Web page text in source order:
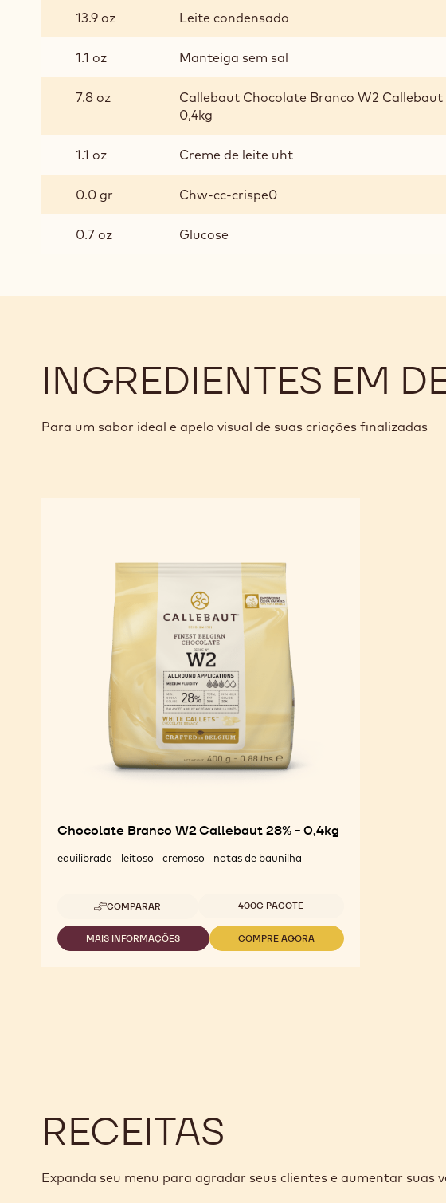
13.9 oz Leite condensado
1.1 oz Manteiga sem sal
7.8 oz
Callebaut Chocolate Branco W2 Callebaut
0,4kg
1.1 oz Creme de leite uht
0.0 gr Chw-cc-crispe0
0.7 oz Glucose
INGREDIENTES EM
Para um sabor ideal e apelo visual de suas criações finalizadas
Chocolate Branco W2 Callebaut 28% - 0,4kg
equilibrado - leitoso - cremoso - notas de baunilha
COMPARAR
-
CHOCOLATE
BRANCO
W2
Tamanhos disponíveis
400G PACOTE
MAIS INFORMAÇÕES
-
COMPRE AGORA
-
RECEITAS
Expanda seu menu para agradar seus clientes e aumentar suas